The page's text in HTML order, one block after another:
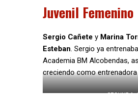
Juvenil Femenino
Sergio Cañete y Marina
Esteban. Sergio ya
Academia BM Alcobendas,
creciendo como
SEGUNDA